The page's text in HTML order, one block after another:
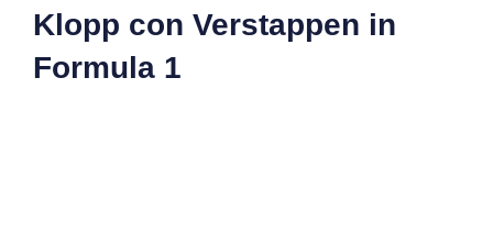
Klopp con Verstappen in
Formula 1